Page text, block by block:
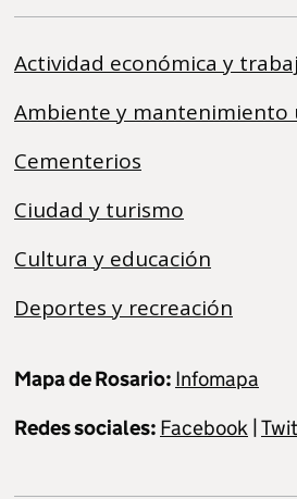
Actividad económica y
Ambiente y mantenimiento
Cementerios
Ciudad y turismo
Cultura y educación
Deportes y recreación
Mapa de Rosario: Infomapa
Redes sociales: Facebook